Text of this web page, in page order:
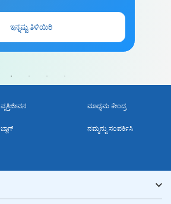
ಇನ್ನಷ್ಟು ತಿಳಿಯಿರಿ
ವೃತ್ತಿಜೀವನ ಮಾಧ್ಯಮ ಕೇಂದ್ರ
ಬ್ಲಾಗ್ ನಮ್ಮನ್ನು ಸಂಪರ್ಕಿಸಿ